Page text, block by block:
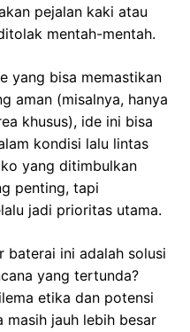
pejalan kaki atau
mentah-mentah.
yang bisa memastikan
aman (misalnya, hanya
khusus), ide ini bisa
kondisi lalu lintas
yang ditimbulkan
penting, tapi
jadi prioritas utama.
baterai ini adalah solusi
yang tertunda?
etika dan potensi
masih jauh lebih besar